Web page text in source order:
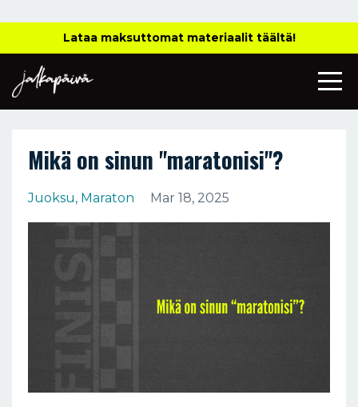
Lataa maksuttomat materiaalit täältä!
Mikä on sinun "maratonisi"?
Juoksu Maraton Mar 18, 2025